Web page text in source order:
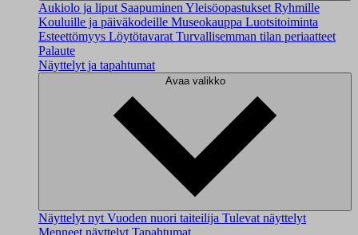
Aukiolo ja liput Saapuminen Yleisöopastukset Ryhmille
Kouluille ja päiväkodeille Museokauppa Luotsitoiminta
Esteettömyys Löytötavarat Turvallisemman tilan periaatteet
Palaute
Näyttelyt ja tapahtumat
Avaa valikko
Näyttelyt nyt Vuoden nuori taiteilija Tulevat näyttelyt
Menneet näyttelyt Tapahtumat